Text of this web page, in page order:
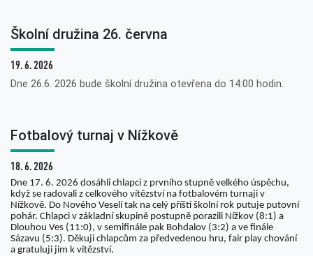
Školní družina 26. června
19. 6. 2026
Dne 26.6. 2026 bude školní družina otevřena do 14:00 hodin.
Fotbalový turnaj v Nížkově
18. 6. 2026
Dne 17. 6. 2026 dosáhli chlapci z prvního stupně velkého úspěchu,
když se radovali z celkového vítězství na fotbalovém turnaji v
Nížkově. Do Nového Veselí tak na celý příští školní rok putuje putovní
pohár. Chlapci v základní skupině postupně porazili Nížkov (8:1) a
Dlouhou Ves (11:0), v semifinále pak Bohdalov (3:2) a ve finále
Sázavu (5:3). Děkuji chlapcům za předvedenou hru, fair play chování
a gratuluji jim k vítězství.